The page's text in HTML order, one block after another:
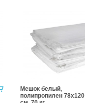
Мешок белый,
полипропилен 78x120
см, 70 кг